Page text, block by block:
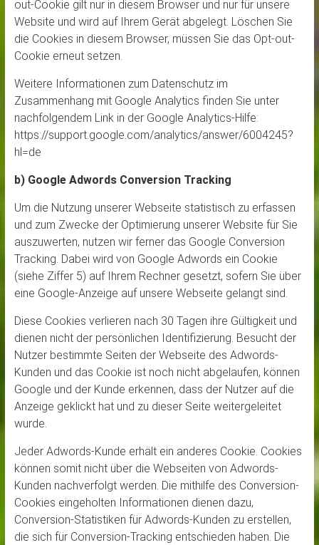
out-Cookie gilt nur in diesem Browser und nur für unsere
Website und wird auf Ihrem Gerät abgelegt. Löschen Sie
die Cookies in diesem Browser, müssen Sie das Opt-out-
Cookie erneut setzen.
Weitere Informationen zum Datenschutz im
Zusammenhang mit Google Analytics finden Sie unter
nachfolgendem Link in der Google Analytics-Hilfe:
https://support.google.com/analytics/answer/6004245?
hl=de
b) Google Adwords Conversion Tracking
Um die Nutzung unserer Webseite statistisch zu erfassen
und zum Zwecke der Optimierung unserer Website für Sie
auszuwerten, nutzen wir ferner das Google Conversion
Tracking. Dabei wird von Google Adwords ein Cookie
(siehe Ziffer 5) auf Ihrem Rechner gesetzt, sofern Sie über
eine Google-Anzeige auf unsere Webseite gelangt sind.
Diese Cookies verlieren nach 30 Tagen ihre Gültigkeit und
dienen nicht der persönlichen Identifizierung. Besucht der
Nutzer bestimmte Seiten der Webseite des Adwords-
Kunden und das Cookie ist noch nicht abgelaufen, können
Google und der Kunde erkennen, dass der Nutzer auf die
Anzeige geklickt hat und zu dieser Seite weitergeleitet
wurde.
Jeder Adwords-Kunde erhält ein anderes Cookie. Cookies
können somit nicht über die Webseiten von Adwords-
Kunden nachverfolgt werden. Die mithilfe des Conversion-
Cookies eingeholten Informationen dienen dazu,
Conversion-Statistiken für Adwords-Kunden zu erstellen,
die sich für Conversion-Tracking entschieden haben. Die